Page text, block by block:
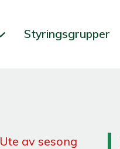
Styringsgrupper
Ute av sesong